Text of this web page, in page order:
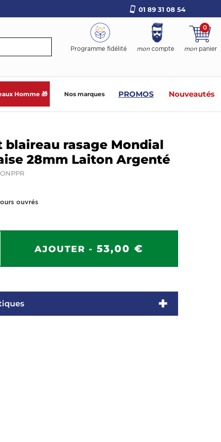
01 89 31 08 54
Programme fidélité mon compte mon panier
0
Homme 🎁 Nos marques PROMOS Nouveautés
blaireau rasage Mondial
28mm Laiton Argenté
ouvrés
AJOUTER - 53,00 €